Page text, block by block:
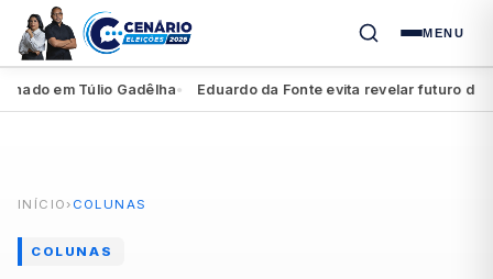
MENU
em Túlio Gadêlha● Eduardo da Fonte evita revelar futuro de
INÍCIO › COLUNAS
COLUNAS